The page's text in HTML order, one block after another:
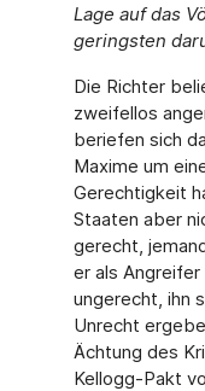
Lage auf das
geringsten
Die Richter
zweifellos
beriefen sich
Maxime um
Gerechtigkeit
Staaten aber
gerecht,
er als
ungerecht, ihn
Unrecht
Ächtung des
Kellogg-Pakt